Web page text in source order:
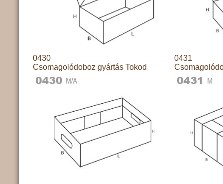
0430
Csomagolódoboz gyártás Tokod
0431